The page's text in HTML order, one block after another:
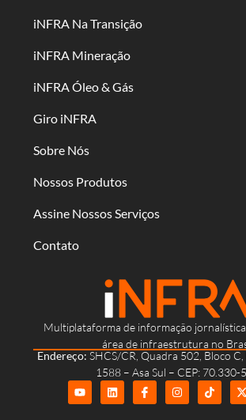
Multiplataforma de informação
área de infraestrutura no
Endereço: SHCS/CR, Quadra 502, Bloco
1588 – Asa Sul – CEP: 70.330-
iNFRA Na Transição
iNFRA Mineração
iNFRA Óleo & Gás
Giro iNFRA
Sobre Nós
Nossos Produtos
Assine Nossos Serviços
Contato